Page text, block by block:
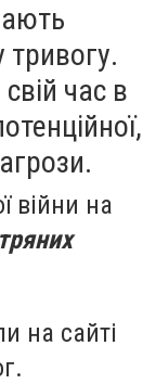
тривогу.
час в
війни на
на сайті